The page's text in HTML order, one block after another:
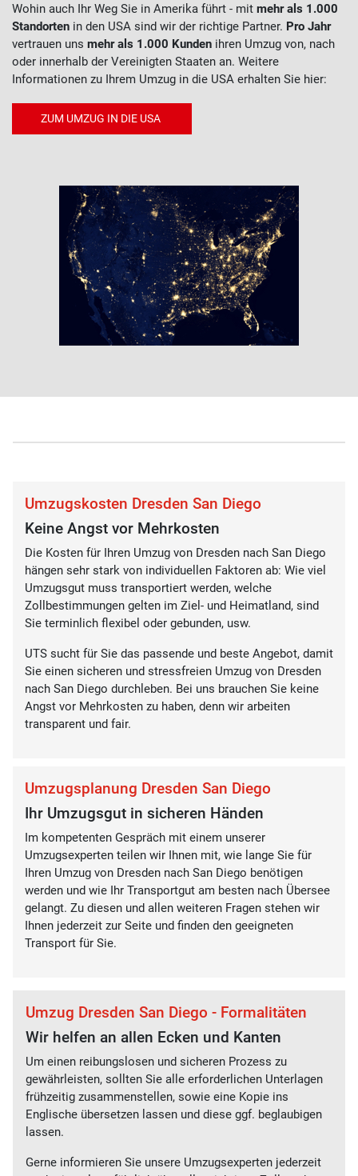
Wohin auch Ihr Weg Sie in Amerika führt - mit mehr als 1.000
Standorten in den USA sind wir der richtige Partner. Pro Jahr
vertrauen uns mehr als 1.000 Kunden ihren Umzug von, nach
oder innerhalb der Vereinigten Staaten an. Weitere
Informationen zu Ihrem Umzug in die USA erhalten Sie hier:
ZUM UMZUG IN DIE USA
Umzugskosten Dresden San Diego
Keine Angst vor Mehrkosten
Die Kosten für Ihren Umzug von Dresden nach San Diego
hängen sehr stark von individuellen Faktoren ab: Wie viel
Umzugsgut muss transportiert werden, welche
Zollbestimmungen gelten im Ziel- und Heimatland, sind
Sie terminlich flexibel oder gebunden, usw.
UTS sucht für Sie das passende und beste Angebot, damit
Sie einen sicheren und stressfreien Umzug von Dresden
nach San Diego durchleben. Bei uns brauchen Sie keine
Angst vor Mehrkosten zu haben, denn wir arbeiten
transparent und fair.
Umzugsplanung Dresden San Diego
Ihr Umzugsgut in sicheren Händen
Im kompetenten Gespräch mit einem unserer
Umzugsexperten teilen wir Ihnen mit, wie lange Sie für
Ihren Umzug von Dresden nach San Diego benötigen
werden und wie Ihr Transportgut am besten nach Übersee
gelangt. Zu diesen und allen weiteren Fragen stehen wir
Ihnen jederzeit zur Seite und finden den geeigneten
Transport für Sie.
Umzug Dresden San Diego - Formalitäten
Wir helfen an allen Ecken und Kanten
Um einen reibungslosen und sicheren Prozess zu
gewährleisten, sollten Sie alle erforderlichen Unterlagen
frühzeitig zusammenstellen, sowie eine Kopie ins
Englische übersetzen lassen und diese ggf. beglaubigen
lassen.
Gerne informieren Sie unsere Umzugsexperten jederzeit